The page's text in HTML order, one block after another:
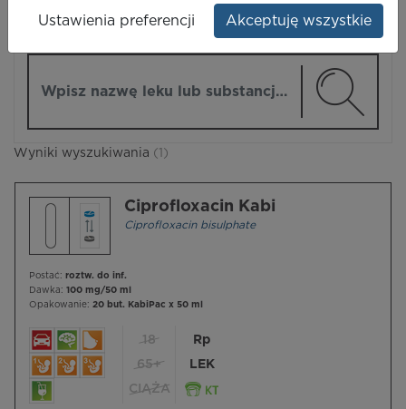
Wyniki wyszukiwania (1)
Ciprofloxacin Kabi
Ciprofloxacin bisulphate
Postać: roztw. do inf.
Dawka: 100 mg/50 ml
Opakowanie: 20 but. KabiPac x 50 ml
18
65+
CIĄŻA
Rp
LEK
Ustawienia preferencji Akceptuję wszystkie